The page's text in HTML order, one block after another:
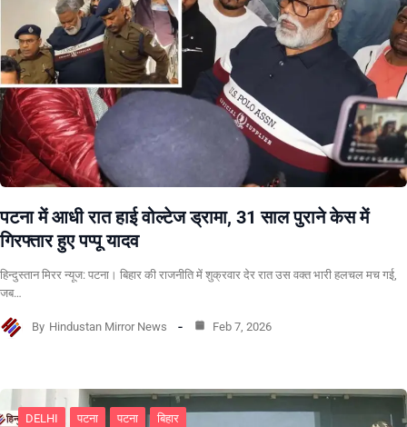
पटना में आधी रात हाई वोल्टेज ड्रामा, 31 साल पुराने केस में
गिरफ्तार हुए पप्पू यादव
हिन्दुस्तान मिरर न्यूज: पटना। बिहार की राजनीति में शुक्रवार देर रात उस वक्त भारी हलचल मच गई,
जब…
By Hindustan Mirror News Feb 7, 2026
DELHI पटना पटना बिहार